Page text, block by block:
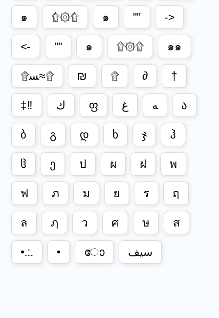
๑ ۩۞۩ ๑ "" ->
<- "" ๑ ۩۞۩ ๑๑
۩ﺴ≈۩ ₪ ۩ ∂ †
‡‼ ﻙ ფ ﻍ ﻪ ა
ბ გ დ ხ ჯ ჰ
ჱ ე ป ผ ฝ พ
ฟ ภ ม ย ร ฤ
ล ฦ ว ศ ษ ส
•.:. • ോ سيف